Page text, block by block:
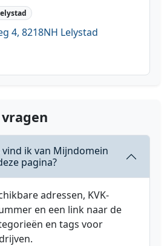
4, 8218NH Lelystad
vind ik van Mijndomein
pagina?
adressen, KVK-
en een link naar de
en tags voor